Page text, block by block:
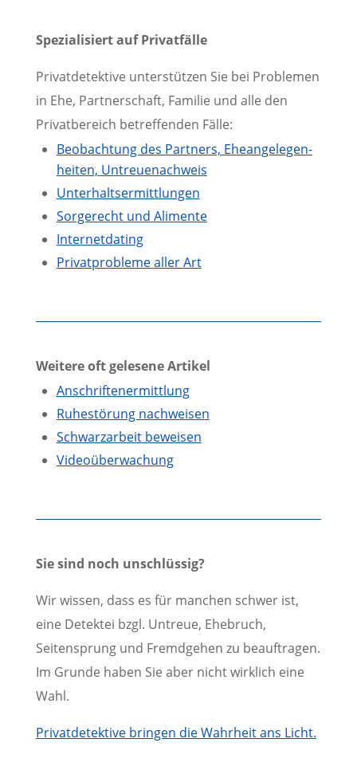
Spezialisiert auf Privatfälle
Privatdetektive unterstützen Sie bei Problemen
in Ehe, Partnerschaft, Familie und alle den
Privatbereich betreffenden Fälle:
Beobachtung des Partners, Eheangelegen­
heiten, Untreuenachweis
Unterhalts­ermittlungen
Sorgerecht und Alimente
Internetdating
Privatprobleme aller Art
Weitere oft gelesene Artikel
Anschriftenermittlung
Ruhestörung nachweisen
Schwarzarbeit beweisen
Videoüberwachung
Sie sind noch unschlüssig?
Wir wissen, dass es für manchen schwer ist,
eine Detektei bzgl. Untreue, Ehebruch,
Seitensprung und Fremdgehen zu beauftragen.
Im Grunde haben Sie aber nicht wirklich eine
Wahl.
Privatdetektive bringen die Wahrheit ans Licht.